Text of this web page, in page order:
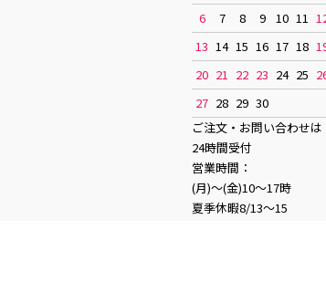
6
7 8 9 10 11
13 14 15 16 17 18
20 21 22 23 24 25
27 28 29 30
ご注文・お問い合わせは
24時間受付
営業時間：
(月)〜(金)10〜17時
夏季休暇8/13〜15